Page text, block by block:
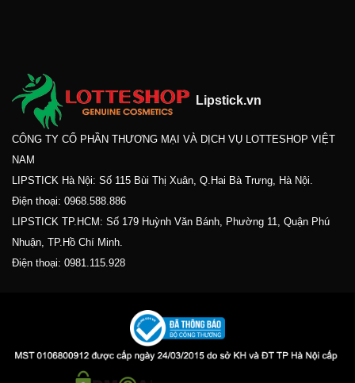
Lipstick.vn
CÔNG TY CỔ PHẦN THƯƠNG MẠI VÀ DỊCH VỤ LOTTESHOP VIỆT
NAM
LIPSTICK Hà Nội: Số 115 Bùi Thị Xuân, Q.Hai Bà Trưng, Hà Nội.
Điện thoại: 0968.588.886
LIPSTICK TP.HCM: Số 179 Huỳnh Văn Bánh, Phường 11, Quận Phú
Nhuận, TP.Hồ Chí Minh.
Điện thoại: 0981.115.928